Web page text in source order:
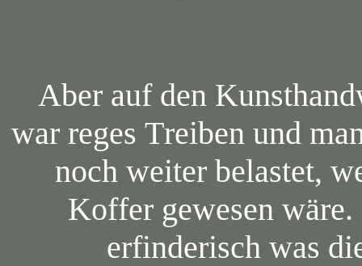
Aber auf den
war reges Treiben und
noch weiter belastet,
Koffer gewesen
erfinderisch was